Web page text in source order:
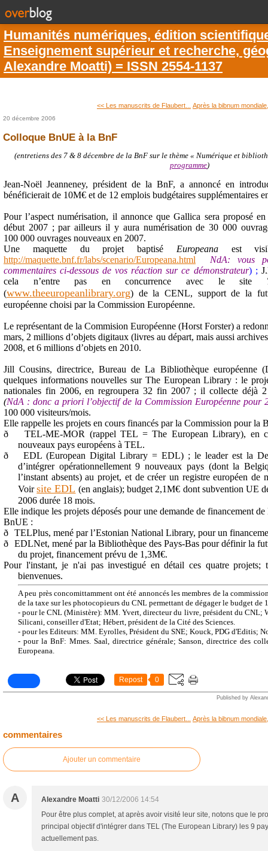
Humanités numériques, édition
Enseignement supérieur et recherche,
Alexandre Moatti) = ISSN 2554-1137
<< Les manuscrits de Flaubert... Après la bibnum
20 décembre 2006
Colloque BnUE à la BnF
(entretiens des 7 & 8 décembre de la BnF sur le thème « Numérique et
programme)
Jean-Noël Jeanneney, président de la BnF, a annoncé en
bénéficierait de 10M€ et de 12 emplois budgétaires supplémentaires
Pour l’aspect numérisation, il annonce que Gallica sera proposé
début 2007 ; par ailleurs il y aura numérisation de 30 000
100 000 ouvrages nouveaux en 2007.
Une maquette du projet baptisé Europeana est
http://maquette.bnf.fr/labs/scenario/Europeana.html
NdA: vous
commentaires ci-dessous de vos réaction sur ce démonstrateur) ;
cela n’entre pas en concurrence avec le site
(www.theeuropeanlibrary.org) de la CENL, support de la
européenne choisi par la Commission Européenne.
Le représentant de la Commision Européenne (Horst Forster) a
mars, 2 millions d’objets digitaux (livres au départ, mais aussi
2008, et 6 millions d’objets en 2010.
Jill Cousins, directrice, Bureau de La Bibliothèque européenne
quelques informations nouvelles sur The European Library : le
nationales fin 2006, en regroupera 32 fin 2007 ; il collecte déjà 2
(NdA : donc a priori l’objectif de la Commission Européenne pour
100 000 visiteurs/mois.
Elle rappelle les projets en cours financés par la Commission pour la
ð
TEL-ME-MOR (rappel TEL = The European Library), en
nouveaux pays européens à TEL.
ð
EDL (European Digital Library = EDL) ; le leader est la
d’intégrer opérationnellement 9 nouveaux pays (dont la
l’instant absents) au projet, et de créer un registre européen de
Voirsite EDL (en anglais); budget 2,1M€ dont subvention UE
2006 durée 18 mois.
Elle indique les projets déposés pour une demande de financement
BnUE :
ð TELPlus, mené par l’Estonian National Library, pour un
ð EDLNet, mené par la Bibliothèque des Pays-Bas pour définir la
du projet, financement prévu de 1,3M€.
Pour l'instant, je n'ai pas investigué en détail ces quatre projets;
bienvenues.
A peu près concomittamment ont été annoncés les membres de la
de la taxe sur les photocopieurs du CNL permettant de dégager le budget de
- pour le CNL (Ministère): MM. Yvert, directeur du livre, président du CNL;
Silicani, conseiller d'Etat; Hébert, président de la Cité des Sciences.
- pour les Editeurs: MM. Eyrolles, Président du SNE; Kouck, PDG d'Editis;
- pour la BnF: Mmes. Saal, directrice générale; Sanson, directrice des
Europeana.
Repost 0
Published by
<< Les manuscrits de Flaubert... Après la bibnum
commentaires
Ajouter un commentaire
A Alexandre Moatti 30/12/2006 14:54
Pour être plus complet, at après avoir visité leur site, notons que le
principal objectif d'intégrer dans TEL (The European Library) les 9
actuellement pas.